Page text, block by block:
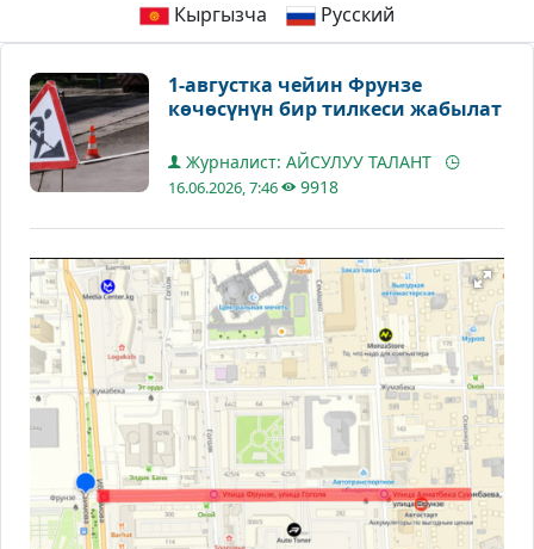
Кыргызча Русский
1-августка чейин Фрунзе
көчөсүнүн бир тилкеси жабылат
Журналист: АЙСУЛУУ ТАЛАНТ
16.06.2026, 7:46 9918